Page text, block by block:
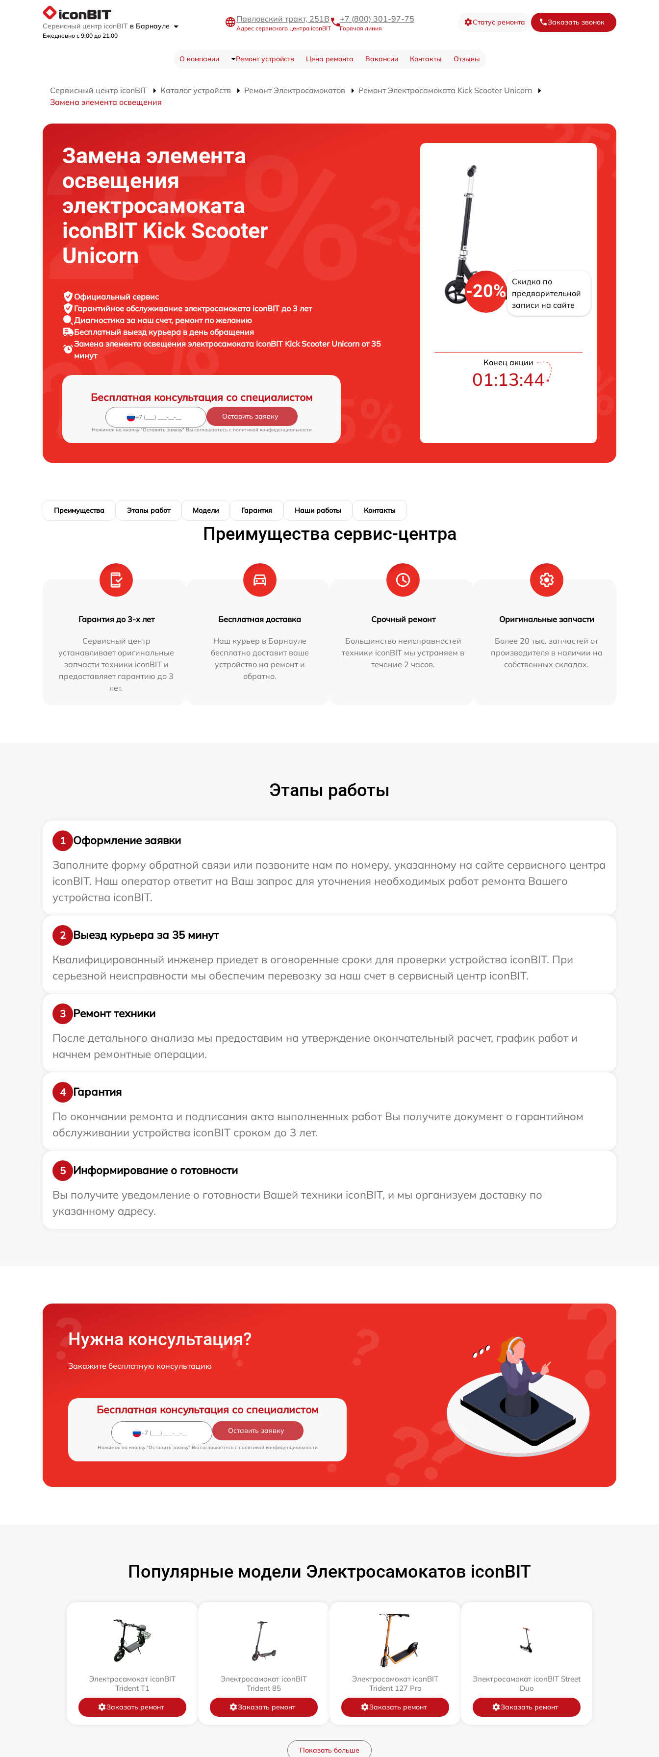
Сервисный центр iconBIT в Барнауле
Ежедневно с 9:00 до 21:00
Павловский тракт, 251В
Адрес сервисного центра iconBIT
+7 (800) 301-97-75
Горячая линия
Статус ремонта Заказать звонок
О компании Ремонт устройств Цена ремонта Вакансии Контакты Отзывы
Сервисный центр iconBIT Каталог устройств Ремонт Электросамокатов
Ремонт Электросамоката Kick Scooter Unicorn
Замена элемента освещения
Замена элемента
освещения
электросамоката
iconBIT Kick Scooter
Unicorn
Официальный сервис
Гарантийное обслуживание электросамоката iconBIT до 3 лет
Диагностика за наш счет, ремонт по желанию
Бесплатный выезд курьера в день обращения
Замена элемента освещения электросамоката iconBIT Kick Scooter Unicorn от 35
минут
Бесплатная консультация со специалистом
Оставить заявку
Нажимая на кнопку "Оставить заявку" Вы соглашаетесь c политикой конфиденциальности
-20%
Скидка по
предварительной
записи на сайте
Конец акции
01:13:43
Преимущества Этапы работ Модели Гарантия Наши работы Контакты
Преимущества сервис-центра
Гарантия до 3-х лет
Сервисный центр
устанавливает оригинальные
запчасти техники iconBIT и
предоставляет гарантию до 3
лет.
Бесплатная доставка
Наш курьер в Барнауле
бесплатно доставит ваше
устройство на ремонт и
обратно.
Срочный ремонт
Большинство неисправностей
техники iconBIT мы устраняем в
течение 2 часов.
Оригинальные запчасти
Более 20 тыс. запчастей от
производителя в наличии на
собственных складах.
Этапы работы
1
Оформление заявки
Заполните форму обратной связи или позвоните нам по номеру, указанному на сайте сервисного центра
iconBIT. Наш оператор ответит на Ваш запрос для уточнения необходимых работ ремонта Вашего
устройства iconBIT.
2
Выезд курьера за 35 минут
Квалифицированный инженер приедет в оговоренные сроки для проверки устройства iconBIT. При
серьезной неисправности мы обеспечим перевозку за наш счет в сервисный центр iconBIT.
3
Ремонт техники
После детального анализа мы предоставим на утверждение окончательный расчет, график работ и
начнем ремонтные операции.
4
Гарантия
По окончании ремонта и подписания акта выполненных работ Вы получите документ о гарантийном
обслуживании устройства iconBIT сроком до 3 лет.
5
Информирование о готовности
Вы получите уведомление о готовности Вашей техники iconBIT, и мы организуем доставку по
указанному адресу.
Нужна консультация?
Закажите бесплатную консультацию
Бесплатная консультация со специалистом
Оставить заявку
Нажимая на кнопку "Оставить заявку" Вы соглашаетесь c политикой конфиденциальности
Популярные модели Электросамокатов iconBIT
Электросамокат iconBIT
Trident T1
Заказать ремонт
Электросамокат iconBIT
Trident 85
Заказать ремонт
Электросамокат iconBIT
Trident 127 Pro
Заказать ремонт
Электросамокат iconBIT Street
Duo
Заказать ремонт
Показать больше